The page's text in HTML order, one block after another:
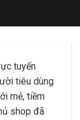
tuyến
tiêu dùng
mẻ, tiềm
shop đã